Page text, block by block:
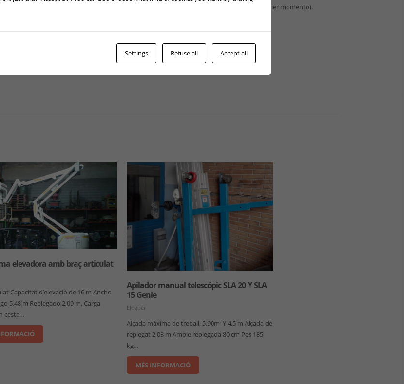
posible darse de baja en cualquier momento).
elevadora amb braç articulat
Capacitat d’elevació de 16 m Ancho
5,48 m Replegado 2,09 m, Carga
cesta…
Apilador manual telescópic SLA 20 Y SLA
15 Genie
Lloguer
Alçada màxima de treball, 5,90m Y 4,5 m Alçada de
replegat 2,03 m Ample replegada 80 cm Pes 185
kg…
MÉS INFORMACIÓ
Settings Refuse all Accept all